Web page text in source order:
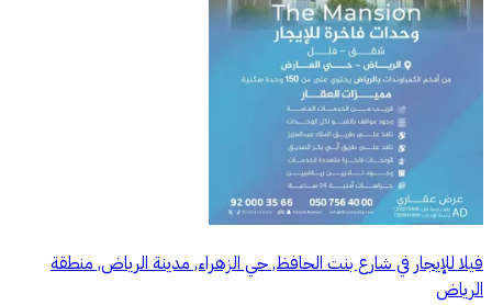
فيلا للإيجار في شارع بنت الحافظ, حي الزهراء, مدينة الرياض, منطقة
الرياض